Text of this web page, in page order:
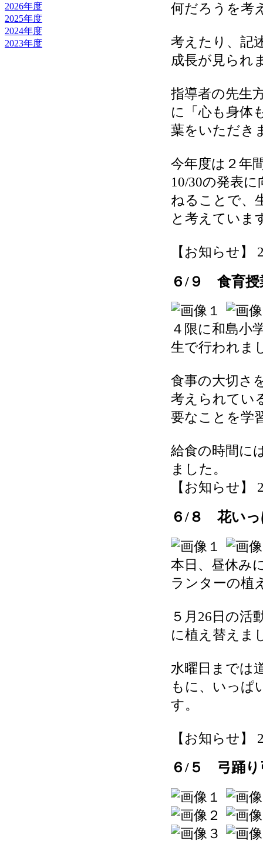
2026年度
2025年度
2024年度
2023年度
何だろうを考
考えたり、記
成長が見られ
指導者の先生
に「心も身体
葉をいただき
今年度は２年
10/30の発表
ねることで、
と考えていま
【お知らせ】
６/９ 食育授
４限に和島小
生で行われま
食事の大切さ
考えられてい
要なことを学
給食の時間に
ました。
【お知らせ】
６/８ 花いっ
本日、昼休み
ランターの植
５月26日の活
に植え替えま
水曜日までは
もに、いっぱ
す。
【お知らせ】
６/５ 弓踊り